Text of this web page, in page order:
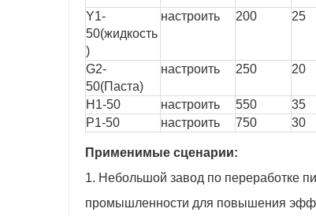
Y1-
50(жидкость
)
настроить 200 25
G2-
50(Паста)
настроить 250 20
Н1-50 настроить 550 35
Р1-50
настроить 750 30
Применимые сценарии:
1. Небольшой завод по переработке
промышленности для повышения